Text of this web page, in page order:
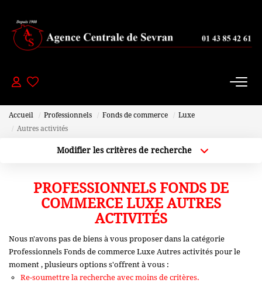
De 200 000 À 300 000 Euros
+ De 450 000 Euros
APPARTEMENTS
-150000 Euros
De 150 000 À 200 000 Euros
De 200 000 À 250 000 Euros
+ De 250 000 Euros
Accueil Professionnels Fonds de commerce
Luxe
Autres activités
Modifier les critères de recherche
Budget max Plus de critères
PROFESSIONNELS FONDS DE
COMMERCE LUXE AUTRES
ACTIVITÉS
Nous n'avons pas de biens à vous proposer dans la catégorie
Professionnels Fonds de commerce Luxe Autres activités pour le
moment , plusieurs options s'offrent à vous :
Re-soumettre la recherche avec moins de critères.